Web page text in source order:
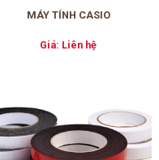
MÁY TÍNH CASIO
Giá: Liên hệ